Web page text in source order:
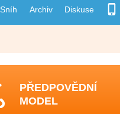
Sníh Archiv Diskuse
PŘEDPOVĚDNÍ
MODEL